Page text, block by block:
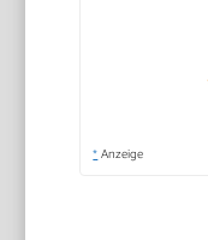
* Anzeige